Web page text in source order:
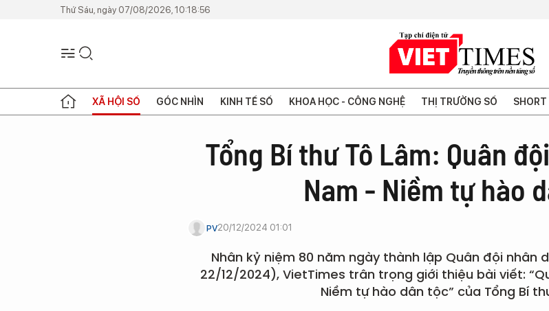
Thứ Sáu, ngày 07/08/2026, 10:18:56
XÃ HỘI SỐ GÓC NHÌN KINH TẾ SỐ KHOA HỌC - CÔNG NGHỆ THỊ TRƯỜNG SỐ SHORT
Tổng Bí thư Tô Lâm: Quân
Nam - Niềm tự hào
PV20/12/2024 01:01
Nhân kỷ niệm 80 năm ngày thành lập Quân đội nhân
22/12/2024), VietTimes trân trọng giới thiệu bài viết:
Niềm tự hào dân tộc” của Tổng Bí